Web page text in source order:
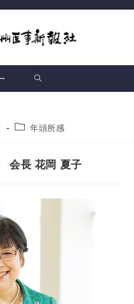
年頭所感
会長 花岡 夏子